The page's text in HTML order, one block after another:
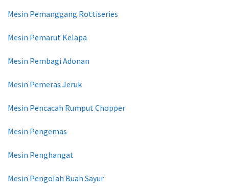
Mesin Pemanggang Rottiseries
Mesin Pemarut Kelapa
Mesin Pembagi Adonan
Mesin Pemeras Jeruk
Mesin Pencacah Rumput Chopper
Mesin Pengemas
Mesin Penghangat
Mesin Pengolah Buah Sayur